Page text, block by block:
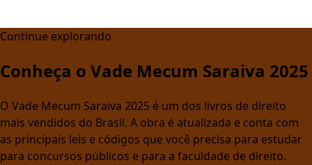
Continue explorando
Conheça o Vade Mecum Saraiva 2025
O Vade Mecum Saraiva 2025 é um dos livros de direito
mais vendidos do Brasil. A obra é atualizada e conta com
as principais leis e códigos que você precisa para estudar
para concursos públicos e para a faculdade de direito.